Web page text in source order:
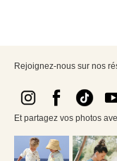
Rejoignez-nous sur nos
Et partagez vos photos